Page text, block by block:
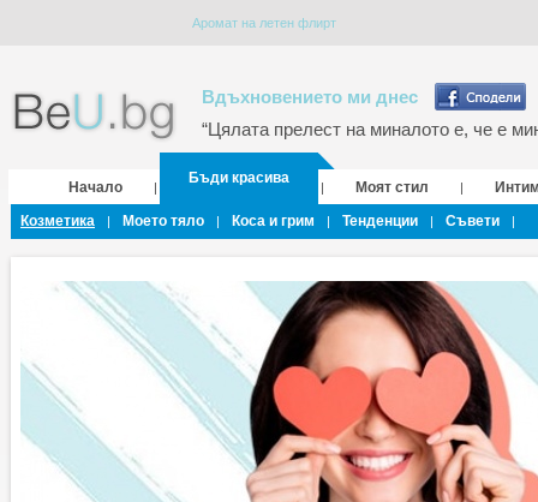
Аромат на летен флирт
Вдъхновението ми днес
“Цялата прелест на миналото е, че е
Начало |
Бъди красива
| Моят стил |
Козметика
| Моето тяло | Коса и грим | Тенденции | Съвети |